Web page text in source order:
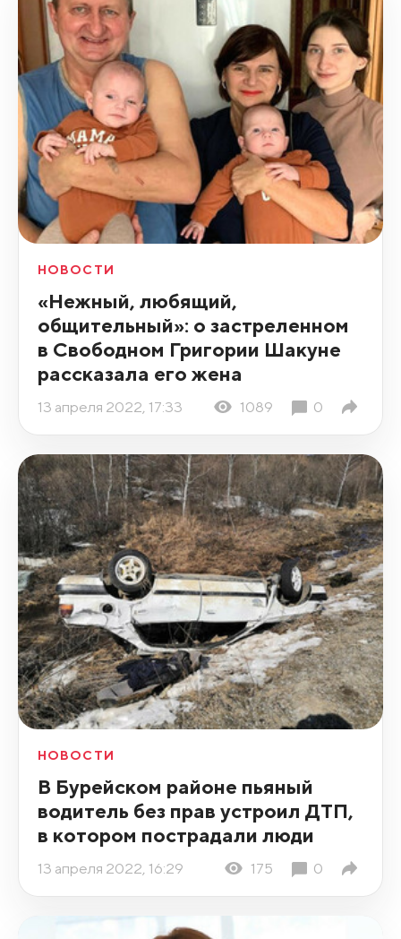
НОВОСТИ
«Нежный, любящий,
общительный»: о застреленном
в Свободном Григории Шакуне
рассказала его жена
13 апреля 2022, 17:33 1089 0
НОВОСТИ
В Бурейском районе пьяный
водитель без прав устроил ДТП,
в котором пострадали люди
13 апреля 2022, 16:29 175 0